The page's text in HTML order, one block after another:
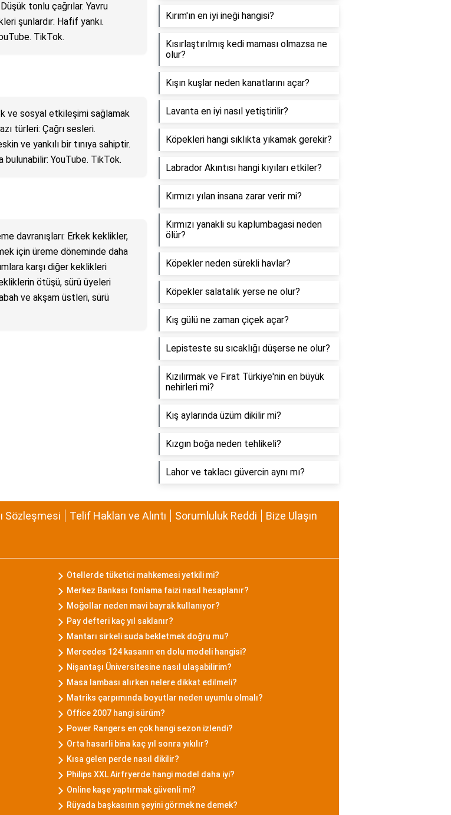
tonlu çağrılar. Yavru
şunlardır: Hafif yankı.
TikTok.
ve sosyal etkileşimi sağlamak
türleri: Çağrı sesleri.
ve yankılı bir tınıya sahiptir.
YouTube. TikTok.
davranışları: Erkek keklikler,
için üreme döneminde daha
karşı diğer keklikleri
ötüşü, sürü üyeleri
ve akşam üstleri, sürü
Kırım'ın en iyi ineği hangisi?
Kısırlaştırılmış kedi maması olmazsa ne
olur?
Kışın kuşlar neden kanatlarını açar?
Lavanta en iyi nasıl yetiştirilir?
Köpekleri hangi sıklıkta yıkamak gerekir?
Labrador Akıntısı hangi kıyıları etkiler?
Kırmızı yılan insana zarar verir mi?
Kırmızı yanakli su kaplumbagasi neden
ölür?
Köpekler neden sürekli havlar?
Köpekler salatalık yerse ne olur?
Kış gülü ne zaman çiçek açar?
Lepisteste su sıcaklığı düşerse ne olur?
Kızılırmak ve Fırat Türkiye'nin en büyük
nehirleri mi?
Kış aylarında üzüm dikilir mi?
Kızgın boğa neden tehlikeli?
Lahor ve taklacı güvercin aynı mı?
Sözleşmesi Telif Hakları ve Alıntı Sorumluluk Reddi Bize Ulaşın
Otellerde tüketici mahkemesi yetkili mi?
Merkez Bankası fonlama faizi nasıl hesaplanır?
Moğollar neden mavi bayrak kullanıyor?
Pay defteri kaç yıl saklanır?
Mantarı sirkeli suda bekletmek doğru mu?
Mercedes 124 kasanın en dolu modeli hangisi?
Nişantaşı Üniversitesine nasıl ulaşabilirim?
Masa lambası alırken nelere dikkat edilmeli?
Matriks çarpımında boyutlar neden uyumlu olmalı?
Office 2007 hangi sürüm?
Power Rangers en çok hangi sezon izlendi?
Orta hasarli bina kaç yıl sonra yıkılır?
Kısa gelen perde nasıl dikilir?
Philips XXL Airfryerde hangi model daha iyi?
Online kaşe yaptırmak güvenli mi?
Rüyada başkasının şeyini görmek ne demek?